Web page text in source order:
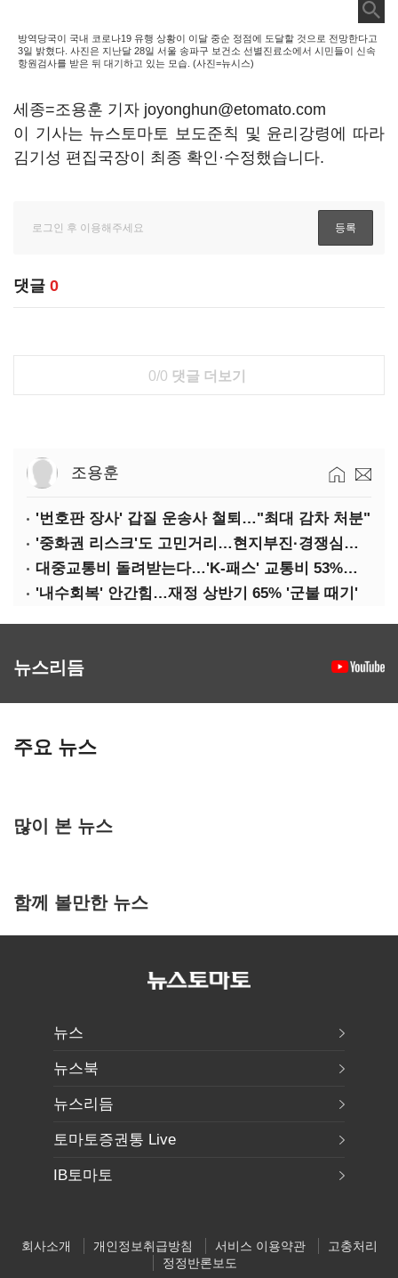
방역당국이 국내 코로나19 유행 상황이 이달 중순 정점에 도달할 것으로 전망한다고
3일 밝혔다. 사진은 지난달 28일 서울 송파구 보건소 선별진료소에서 시민들이 신속
항원검사를 받은 뒤 대기하고 있는 모습. (사진=뉴시스)
세종=조용훈 기자 joyonghun@etomato.com
이 기사는 뉴스토마토 보도준칙 및 윤리강령에 따라
김기성 편집국장이 최종 확인·수정했습니다.
댓글 0
0/0 댓글 더보기
조용훈
'번호판 장사' 갑질 운송사 철퇴…"최대 감차 처분"
'중화권 리스크'도 고민거리…현지부진·경쟁심화·양안냉각
대중교통비 돌려받는다…'K-패스' 교통비 53%까지 환급
'내수회복' 안간힘…재정 상반기 65% '군불 때기'
뉴스리듬
주요 뉴스
많이 본 뉴스
함께 볼만한 뉴스
뉴스
뉴스북
뉴스리듬
토마토증권통 Live
IB토마토
회사소개 개인정보취급방침 서비스 이용약관
고충처리
정정반론보도